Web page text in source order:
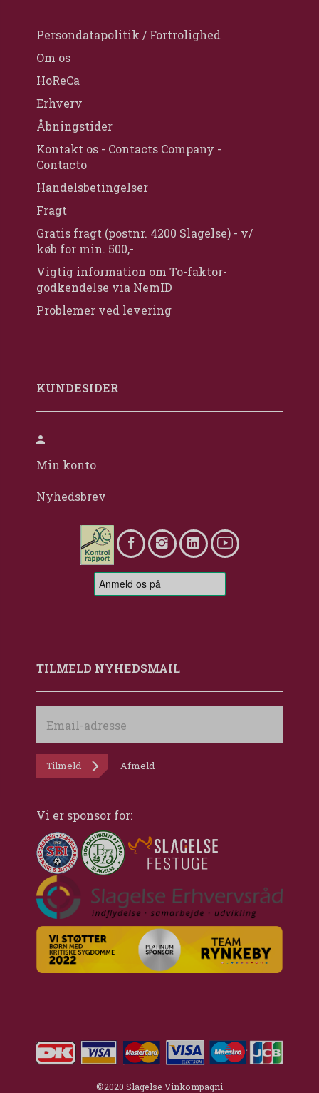
Persondatapolitik / Fortrolighed
Om os
HoReCa
Erhverv
Åbningstider
Kontakt os - Contacts Company -
Contacto
Handelsbetingelser
Fragt
Gratis fragt (postnr. 4200 Slagelse) - v/
køb for min. 500,-
Vigtig information om To-faktor-
godkendelse via NemID
Problemer ved levering
KUNDESIDER
Min konto
Nyhedsbrev
TILMELD NYHEDSMAIL
adresse
Tilmeld Afmeld
Vi er sponsor for:
©2020 Slagelse Vinkompagni